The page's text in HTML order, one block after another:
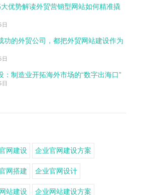
优势解读外贸营销型网站如何精准撬
功的外贸公司，都把外贸网站建设作为
：制造业开拓海外市场的“数字出海口”
网建设 企业官网建设方案
网搭建 企业官网设计
站建设 企业网站建设方案